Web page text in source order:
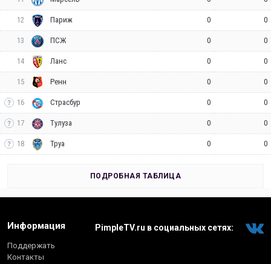
12 Париж 0 0
13 ПСЖ 0 0
14 Ланс 0 0
15 Ренн 0 0
16 Страсбур 0 0
17 Тулуза 0 0
18 Труа 0 0
ПОДРОБНАЯ ТАБЛИЦА
Информация
Поддержать
Контакты
PimpleTV.ru в социальных сетях: